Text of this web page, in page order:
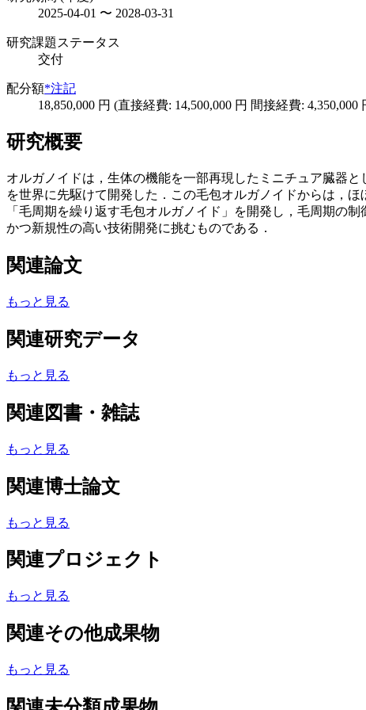
2025-04-01 〜 2028-03-31
研究課題ステータス
交付
配分額*注記
18,850,000 円 (直接経費: 14,500,000 円 間接経費: 4,350,000
研究概要
オルガノイドは，生体の機能を一部再現したミニチュア臓器
を世界に先駆けて開発した．この毛包オルガノイドからは，
「毛周期を繰り返す毛包オルガノイド」を開発し，毛周期の
かつ新規性の高い技術開発に挑むものである．
関連論文
もっと見る
関連研究データ
もっと見る
関連図書・雑誌
もっと見る
関連博士論文
もっと見る
関連プロジェクト
もっと見る
関連その他成果物
もっと見る